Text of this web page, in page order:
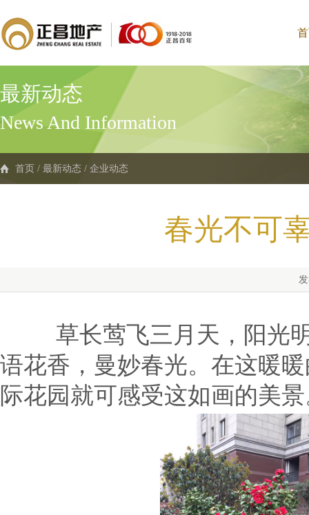
最新动态
News And Information
首页 / 最新动态 / 企业动态
春光不可
草长莺飞三月天，阳光
语花香，曼妙春光。在这暖
际花园就可感受这如画的美